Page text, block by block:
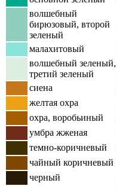
волшебный
бирюзовый, второй
зеленый
малахитовый
волшебный зеленый,
третий зеленый
сиена
желтая охра
охра, воробьиный
умбра жженая
темно-коричневый
чайный коричневый
черный